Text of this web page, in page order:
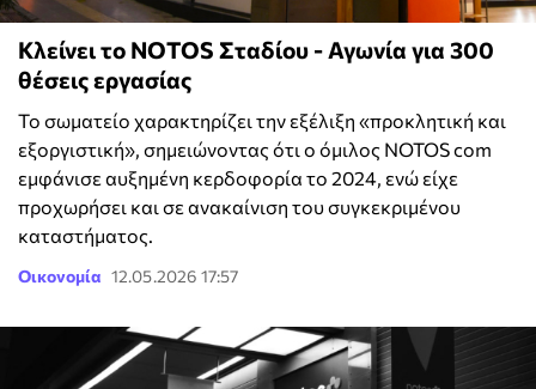
Κλείνει το NOTOS Σταδίου - Αγωνία για 300
θέσεις εργασίας
Το σωματείο χαρακτηρίζει την εξέλιξη «προκλητική και
εξοργιστική», σημειώνοντας ότι ο όμιλος NOTOS com
εμφάνισε αυξημένη κερδοφορία το 2024, ενώ είχε
προχωρήσει και σε ανακαίνιση του συγκεκριμένου
καταστήματος.
Οικονομία 12.05.2026 17:57